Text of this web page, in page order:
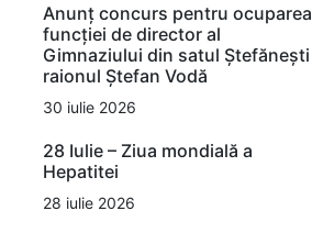
Anunț concurs pentru ocuparea
funcției de director al
Gimnaziului din satul Ștefănești
raionul Ștefan Vodă
30 iulie 2026
28 Iulie – Ziua mondială a
Hepatitei
28 iulie 2026